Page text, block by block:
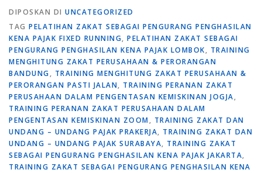
DIPOSKAN DI UNCATEGORIZED
TAG PELATIHAN ZAKAT SEBAGAI PENGURANG PENGHASILAN
KENA PAJAK FIXED RUNNING, PELATIHAN ZAKAT SEBAGAI
PENGURANG PENGHASILAN KENA PAJAK LOMBOK, TRAINING
MENGHITUNG ZAKAT PERUSAHAAN & PERORANGAN
BANDUNG, TRAINING MENGHITUNG ZAKAT PERUSAHAAN &
PERORANGAN PASTI JALAN, TRAINING PERANAN ZAKAT
PERUSAHAAN DALAM PENGENTASAN KEMISKINAN JOGJA,
TRAINING PERANAN ZAKAT PERUSAHAAN DALAM
PENGENTASAN KEMISKINAN ZOOM, TRAINING ZAKAT DAN
UNDANG – UNDANG PAJAK PRAKERJA, TRAINING ZAKAT DAN
UNDANG – UNDANG PAJAK SURABAYA, TRAINING ZAKAT
SEBAGAI PENGURANG PENGHASILAN KENA PAJAK JAKARTA,
TRAINING ZAKAT SEBAGAI PENGURANG PENGHASILAN KENA